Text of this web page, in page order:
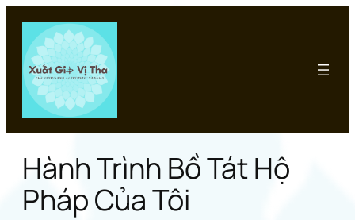
phần
nội
dung
Hành Trình Bồ Tát Hộ
Pháp Của Tôi